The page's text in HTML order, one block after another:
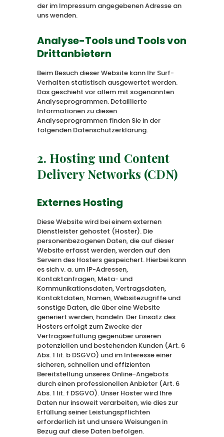
der im Impressum angegebenen Adresse an
uns wenden.
Analyse-Tools und Tools von
Dritt­anbietern
Beim Besuch dieser Website kann Ihr Surf-
Verhalten statistisch ausgewertet werden.
Das geschieht vor allem mit sogenannten
Analyseprogrammen. Detaillierte
Informationen zu diesen
Analyseprogrammen finden Sie in der
folgenden Datenschutzerklärung.
2. Hosting und Content
Delivery Networks (CDN)
Externes Hosting
Diese Website wird bei einem externen
Dienstleister gehostet (Hoster). Die
personenbezogenen Daten, die auf dieser
Website erfasst werden, werden auf den
Servern des Hosters gespeichert. Hierbei kann
es sich v. a. um IP-Adressen,
Kontaktanfragen, Meta- und
Kommunikationsdaten, Vertragsdaten,
Kontaktdaten, Namen, Websitezugriffe und
sonstige Daten, die über eine Website
generiert werden, handeln. Der Einsatz des
Hosters erfolgt zum Zwecke der
Vertragserfüllung gegenüber unseren
potenziellen und bestehenden Kunden (Art. 6
Abs. 1 lit. b DSGVO) und im Interesse einer
sicheren, schnellen und effizienten
Bereitstellung unseres Online-Angebots
durch einen professionellen Anbieter (Art. 6
Abs. 1 lit. f DSGVO). Unser Hoster wird Ihre
Daten nur insoweit verarbeiten, wie dies zur
Erfüllung seiner Leistungspflichten
erforderlich ist und unsere Weisungen in
Bezug auf diese Daten befolgen.